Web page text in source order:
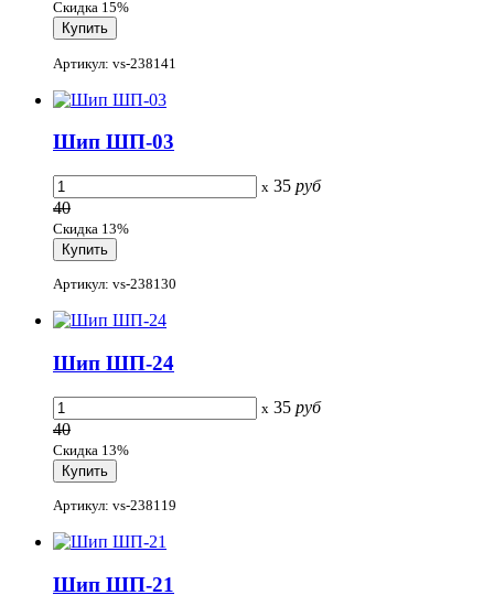
Скидка 15%
Артикул: vs-238141
Шип ШП-03
x 35 руб
40
Скидка 13%
Артикул: vs-238130
Шип ШП-24
x 35 руб
40
Скидка 13%
Артикул: vs-238119
Шип ШП-21